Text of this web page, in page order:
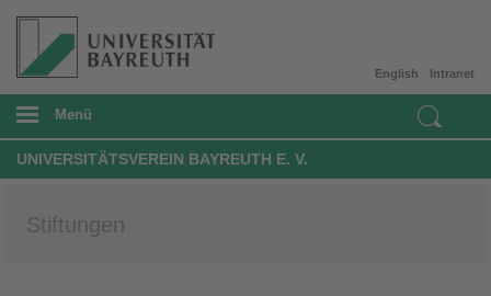
Intranet
English
Menü
UNIVERSITÄTSVEREIN BAYREUTH E. V.
Stiftungen